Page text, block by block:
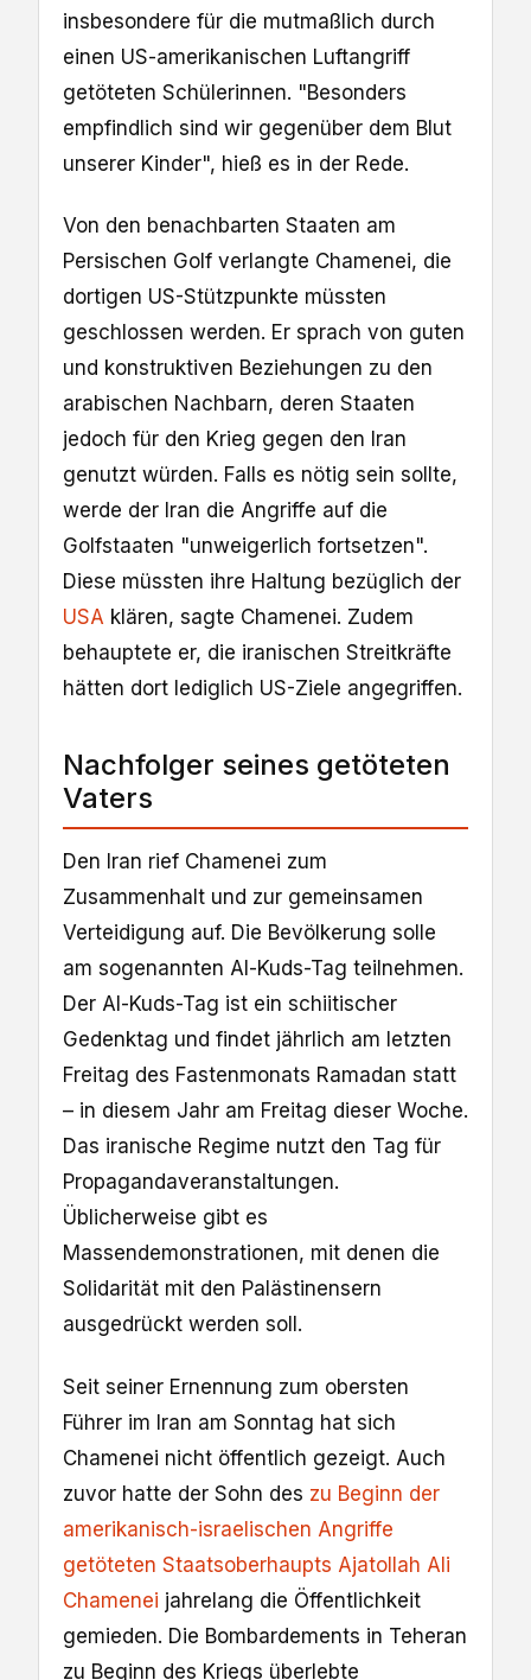
insbesondere für die mutmaßlich durch
einen US-amerikanischen Luftangriff
getöteten Schülerinnen. "Besonders
empfindlich sind wir gegenüber dem Blut
unserer Kinder", hieß es in der Rede.
Von den benachbarten Staaten am
Persischen Golf verlangte Chamenei, die
dortigen US-Stützpunkte müssten
geschlossen werden. Er sprach von guten
und konstruktiven Beziehungen zu den
arabischen Nachbarn, deren Staaten
jedoch für den Krieg gegen den Iran
genutzt würden. Falls es nötig sein sollte,
werde der Iran die Angriffe auf die
Golfstaaten "unweigerlich fortsetzen".
Diese müssten ihre Haltung bezüglich der
USA klären, sagte Chamenei. Zudem
behauptete er, die iranischen Streitkräfte
hätten dort lediglich US-Ziele angegriffen.
Nachfolger seines getöteten
Vaters
Den Iran rief Chamenei zum
Zusammenhalt und zur gemeinsamen
Verteidigung auf. Die Bevölkerung solle
am sogenannten Al-Kuds-Tag teilnehmen.
Der Al-Kuds-Tag ist ein schiitischer
Gedenktag und findet jährlich am letzten
Freitag des Fastenmonats Ramadan statt
– in diesem Jahr am Freitag ​dieser Woche.
Das iranische Regime nutzt den Tag für
Propagandaveranstaltungen.
Üblicherweise gibt es
Massendemonstrationen, mit denen die
Solidarität mit den Palästinensern
ausgedrückt werden soll.
Seit seiner Ernennung zum obersten
Führer im Iran am Sonntag hat sich
Chamenei nicht öffentlich gezeigt. Auch
zuvor hatte der Sohn des zu Beginn der
amerikanisch-israelischen Angriffe
getöteten Staatsoberhaupts Ajatollah Ali
Chamenei jahrelang die Öffentlichkeit
gemieden. Die Bombardements in Teheran
zu Beginn des Kriegs überlebte